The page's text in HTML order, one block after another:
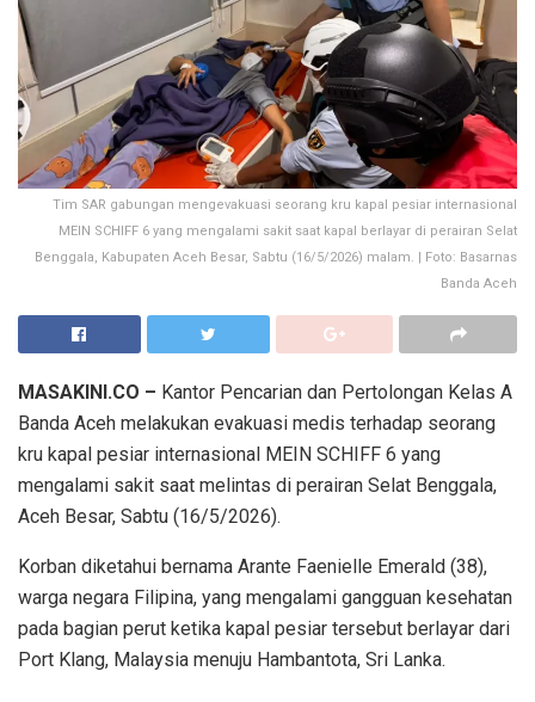
Tim SAR gabungan mengevakuasi seorang kru kapal pesiar internasional
MEIN SCHIFF 6 yang mengalami sakit saat kapal berlayar di perairan Selat
Benggala, Kabupaten Aceh Besar, Sabtu (16/5/2026) malam. | Foto: Basarnas
Banda Aceh
MASAKINI.CO – Kantor Pencarian dan Pertolongan Kelas A
Banda Aceh melakukan evakuasi medis terhadap seorang
kru kapal pesiar internasional MEIN SCHIFF 6 yang
mengalami sakit saat melintas di perairan Selat Benggala,
Aceh Besar, Sabtu (16/5/2026).
Korban diketahui bernama Arante Faenielle Emerald (38),
warga negara Filipina, yang mengalami gangguan kesehatan
pada bagian perut ketika kapal pesiar tersebut berlayar dari
Port Klang, Malaysia menuju Hambantota, Sri Lanka.